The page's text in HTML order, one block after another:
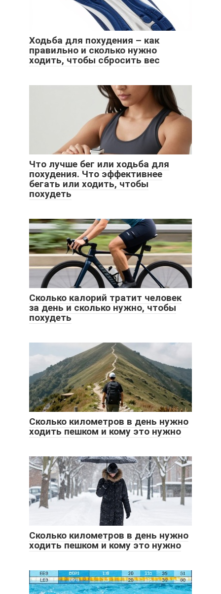
Ходьба для похудения – как
правильно и сколько нужно
ходить, чтобы сбросить вес
Что лучше бег или ходьба для
похудения. Что эффективнее
бегать или ходить, чтобы
похудеть
Сколько калорий тратит человек
за день и сколько нужно, чтобы
похудеть
Сколько километров в день нужно
ходить пешком и кому это нужно
Сколько километров в день нужно
ходить пешком и кому это нужно